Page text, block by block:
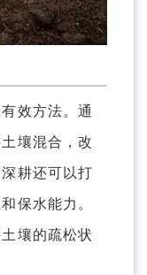
效方法。通
壤混合，改
耕还可以打
保水能力。
壤的疏松状